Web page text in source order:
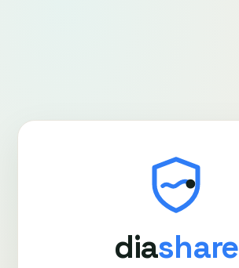
diashare